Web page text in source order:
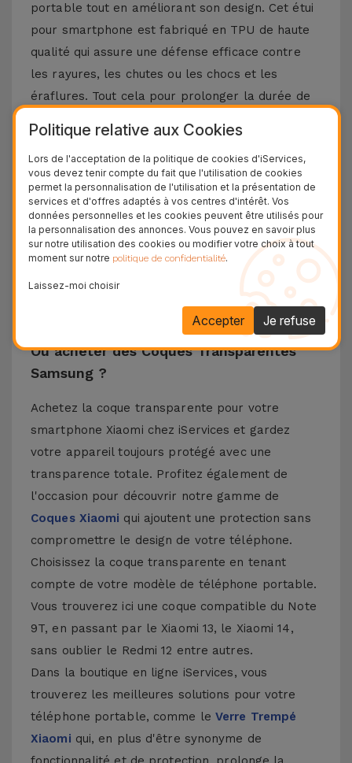
portable tout en améliorant son design. Cet étui
pour smartphone est fabriqué en TPU de haute
qualité qui assure une défense efficace contre
les rayures, les chutes ou les chocs et les
éraflures. Tout cela pour prolonger la durée de
que le matériau TPU a une énorme durabilité et
absorbe tout impact.
Cette couverture transparente se distingue par
sa légèreté et sa grande finesse, ce qui garantit
un confort de manipulation. Pour le simple fait
d'être résistant et flexible, cet accessoire
s'adapte parfaitement à votre Smartphone
Xiaomi. Tout pour assurer une protection durable
sans ajouter de volume inutile.
Où acheter des Coques Transparentes
Samsung ?
Achetez la coque transparente pour votre
smartphone Xiaomi chez iServices et gardez
votre appareil toujours protégé avec une
transparence totale. Profitez également de
l'occasion pour découvrir notre gamme de
Coques Xiaomi qui ajoutent une protection sans
compromettre le design de votre téléphone.
Choisissez la coque transparente en tenant
compte de votre modèle de téléphone portable.
Vous trouverez ici une coque compatible du Note
9T, en passant par le Xiaomi 13, le Xiaomi 14,
sans oublier le Redmi 12 entre autres.
Dans la boutique en ligne iServices, vous
trouverez les meilleures solutions pour votre
téléphone portable, comme le Verre Trempé
Xiaomi qui, en plus d'être synonyme de
Politique relative aux Cookies
Lors de l'acceptation de la politique de cookies d'iServices,
vous devez tenir compte du fait que l'utilisation de cookies
permet la personnalisation de l'utilisation et la présentation de
services et d'offres adaptés à vos centres d'intérêt. Vos
données personnelles et les cookies peuvent être utilisés pour
la personnalisation des annonces. Vous pouvez en savoir plus
sur notre utilisation des cookies ou modifier votre choix à tout
moment sur notre politique de confidentialité.
Laissez-moi choisir
Je refuse
Accepter